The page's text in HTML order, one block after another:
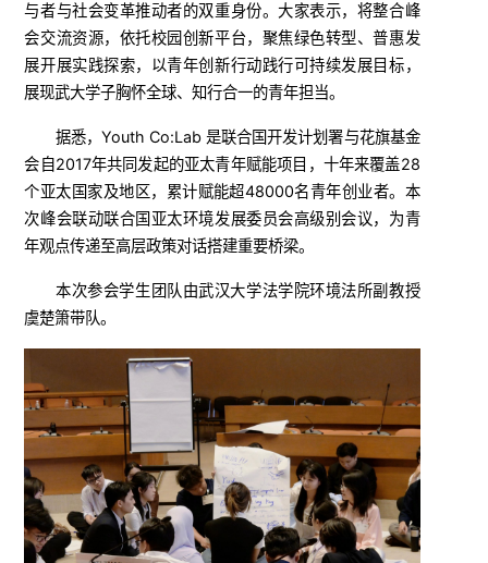
与者与社会变革推动者的双重身份。大家表示，将整合峰
会交流资源，依托校园创新平台，聚焦绿色转型、普惠发
展开展实践探索，以青年创新行动践行可持续发展目标，
展现武大学子胸怀全球、知行合一的青年担当。
据悉，Youth Co:Lab 是联合国开发计划署与花旗基金
会自2017年共同发起的亚太青年赋能项目，十年来覆盖28
个亚太国家及地区，累计赋能超48000名青年创业者。本
次峰会联动联合国亚太环境发展委员会高级别会议，为青
年观点传递至高层政策对话搭建重要桥梁。
本次参会学生团队由武汉大学法学院环境法所副教授
虞楚箫带队。